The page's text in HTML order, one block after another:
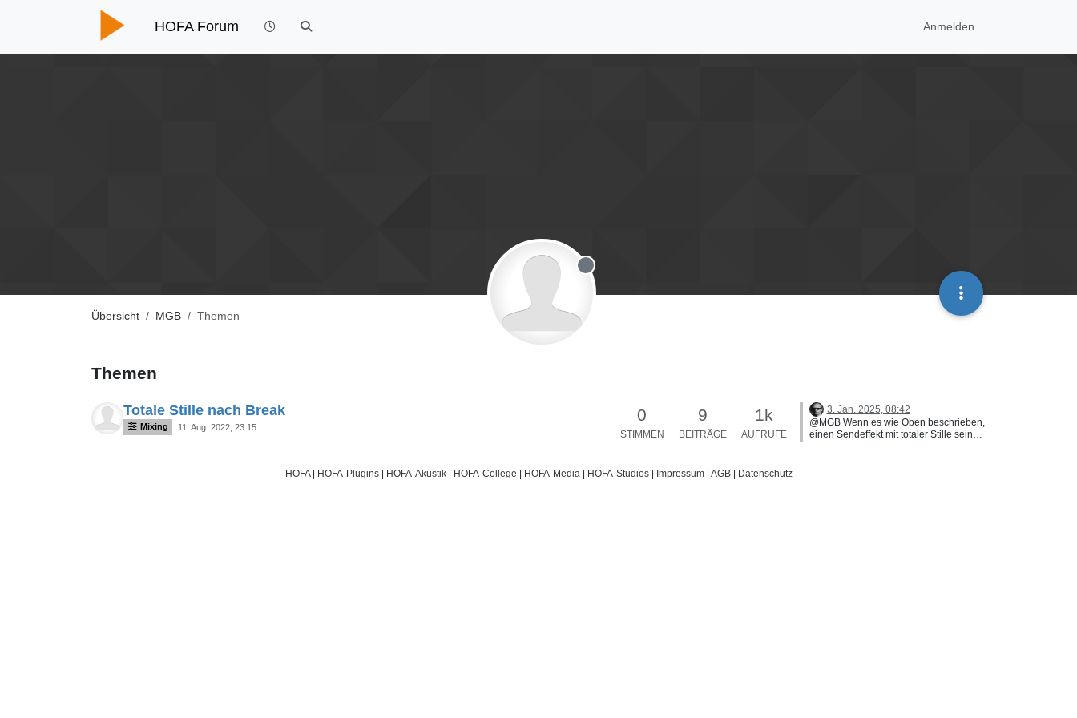
HOFA Forum Anmelden
Übersicht MGB Themen
Offline
Themen
Totale Stille nach Break
Mixing 11. Aug. 2022, 23:15
0
STIMMEN
9
BEITRÄGE
1k
AUFRUFE
3. Jan. 2025, 08:42
@MGB Wenn es wie Oben beschrieben,
einen Sendeffekt mit totaler Stille sein
HOFA| HOFA-Plugins| HOFA-Akustik| HOFA-College HOFA-Media HOFA-Studios| Impressum| AGB| Datenschutz